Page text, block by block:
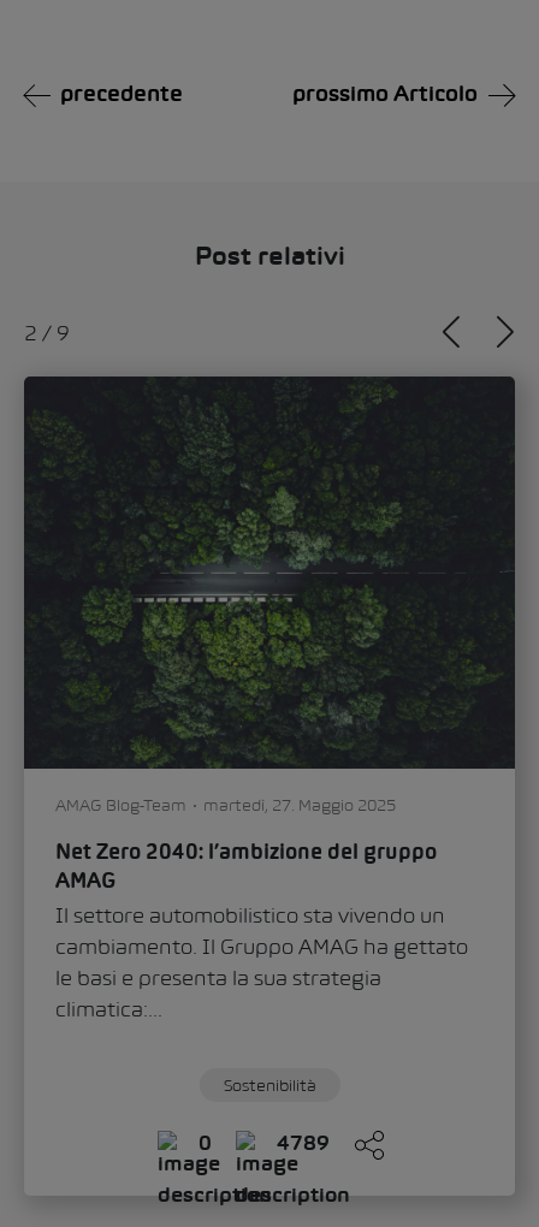
precedente prossimo Articolo
Post relativi
3 / 9
Team martedì, 27. Maggio 2025
2040: l’ambizione del gruppo
automobilistico sta vivendo un
Il Gruppo AMAG ha gettato
e presenta la sua strategia
4789